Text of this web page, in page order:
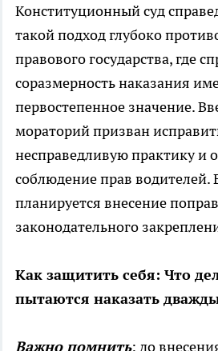
Конституционный суд
такой подход глубоко
правового государства, где
соразмерность наказания
первостепенное значение.
мораторий призван
несправедливую практику и
соблюдение прав водителей.
планируется внесение
законодательного
Как защитить себя: Что
пытаются наказать
Важно помнить: до